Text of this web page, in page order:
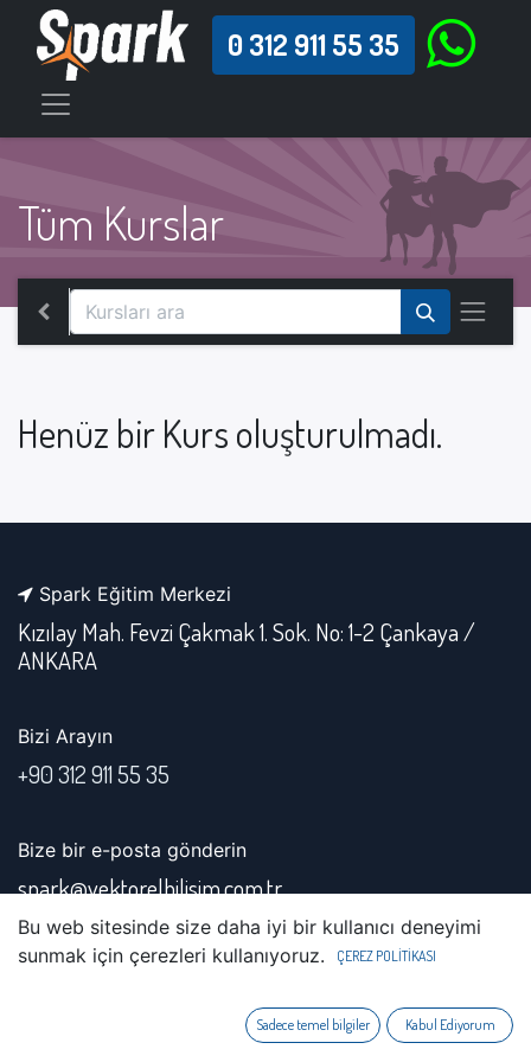
0 312 911 55 35
Tüm Kurslar
Henüz bir Kurs oluşturulmadı.
Spark Eğitim Merkezi
Kızılay Mah. Fevzi Çakmak 1. Sok. No: 1-2 Çankaya /
ANKARA
Bizi Arayın
+90 312 911 55 35
Bize bir e-posta gönderin
spark@vektorelbilisim.com.tr
Bizi takip et
Bu web sitesinde size daha iyi bir kullanıcı deneyimi
sunmak için çerezleri kullanıyoruz.
ÇEREZ POLİTİKASI
Sadece temel bilgiler Kabul Ediyorum